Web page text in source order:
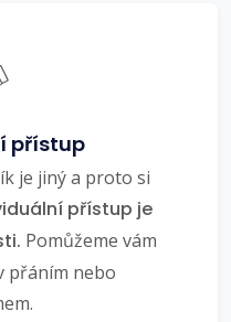
přístup
je jiný a proto si
přístup je
Pomůžeme vám
přáním nebo